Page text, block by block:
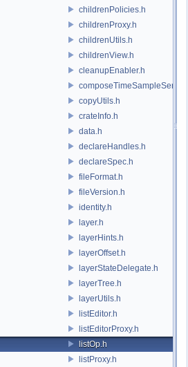
childrenPolicies.h
childrenProxy.h
childrenUtils.h
childrenView.h
cleanupEnabler.h
composeTimeSampleSeries.h
copyUtils.h
crateInfo.h
data.h
declareHandles.h
declareSpec.h
fileFormat.h
fileVersion.h
identity.h
layer.h
layerHints.h
layerOffset.h
layerStateDelegate.h
layerTree.h
layerUtils.h
listEditor.h
listEditorProxy.h
listOp.h
listProxy.h